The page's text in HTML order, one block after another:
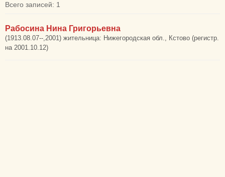
Всего записей: 1
Рабосина Нина Григорьевна
(1913.08.07--,2001) жительница: Нижегородская обл., Кстово (регистр.
на 2001.10.12)